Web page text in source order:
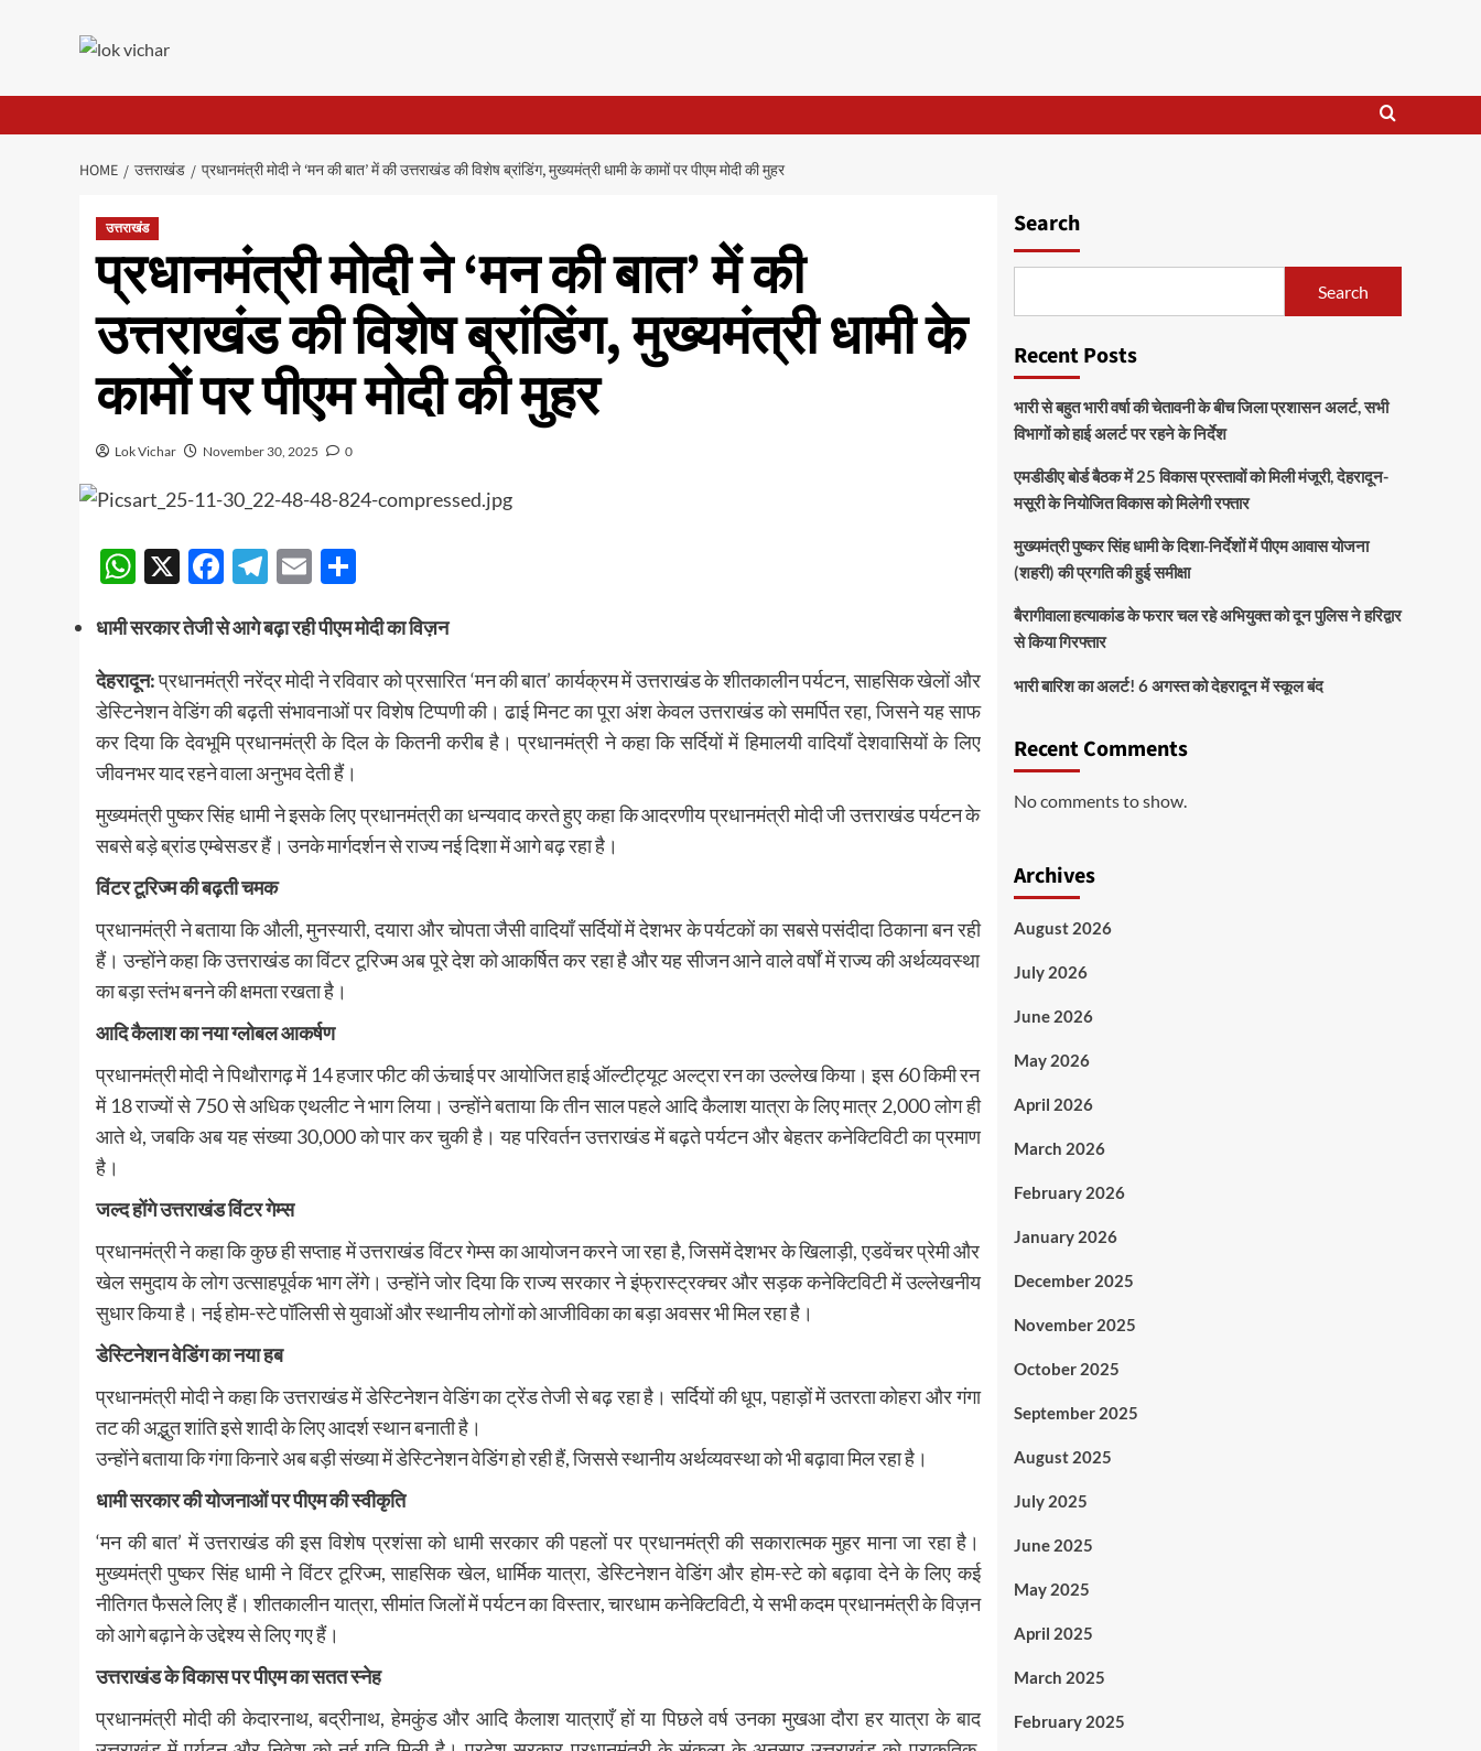
HOME उत्तराखंड प्रधानमंत्री मोदी ने ‘मन की बात’ में की उत्तराखंड की विशेष ब्रांडिंग, मुख्यमंत्री धामी के कामों पर पीएम मोदी की मुहर
उत्तराखंड
प्रधानमंत्री मोदी ने ‘मन की बात’ में की
उत्तराखंड की विशेष ब्रांडिंग, मुख्यमंत्री धामी के
कामों पर पीएम मोदी की मुहर
Lok Vichar November 30, 2025 0
WhatsApp
X Facebook
Telegram
Email
धामी सरकार तेजी से आगे बढ़ा रही पीएम मोदी का विज़न
देहरादून:प्रधानमंत्री नरेंद्र मोदी ने रविवार को प्रसारित ‘मन की बात’ कार्यक्रम में उत्तराखंड के शीतकालीन पर्यटन, साहसिक खेलों और
डेस्टिनेशन वेडिंग की बढ़ती संभावनाओं पर विशेष टिप्पणी की। ढाई मिनट का पूरा अंश केवल उत्तराखंड को समर्पित रहा, जिसने यह साफ
कर दिया कि देवभूमि प्रधानमंत्री के दिल के कितनी करीब है। प्रधानमंत्री ने कहा कि सर्दियों में हिमालयी वादियाँ देशवासियों के लिए
जीवनभर याद रहने वाला अनुभव देती हैं।
मुख्यमंत्री पुष्कर सिंह धामी ने इसके लिए प्रधानमंत्री का धन्यवाद करते हुए कहा कि आदरणीय प्रधानमंत्री मोदी जी उत्तराखंड पर्यटन के
सबसे बड़े ब्रांड एम्बेसडर हैं। उनके मार्गदर्शन से राज्य नई दिशा में आगे बढ़ रहा है।
विंटर टूरिज्म की बढ़ती चमक
प्रधानमंत्री ने बताया कि औली, मुनस्यारी, दयारा और चोपता जैसी वादियाँ सर्दियों में देशभर के पर्यटकों का सबसे पसंदीदा ठिकाना बन रही
हैं। उन्होंने कहा कि उत्तराखंड का विंटर टूरिज्म अब पूरे देश को आकर्षित कर रहा है और यह सीजन आने वाले वर्षों में राज्य की अर्थव्यवस्था
का बड़ा स्तंभ बनने की क्षमता रखता है।
आदि कैलाश का नया ग्लोबल आकर्षण
प्रधानमंत्री मोदी ने पिथौरागढ़ में 14 हजार फीट की ऊंचाई पर आयोजित हाई ऑल्टीट्यूट अल्ट्रा रन का उल्लेख किया। इस 60 किमी रन
में 18 राज्यों से 750 से अधिक एथलीट ने भाग लिया। उन्होंने बताया कि तीन साल पहले आदि कैलाश यात्रा के लिए मात्र 2,000 लोग ही
आते थे, जबकि अब यह संख्या 30,000 को पार कर चुकी है। यह परिवर्तन उत्तराखंड में बढ़ते पर्यटन और बेहतर कनेक्टिविटी का प्रमाण
है।
जल्द होंगे उत्तराखंड विंटर गेम्स
प्रधानमंत्री ने कहा कि कुछ ही सप्ताह में उत्तराखंड विंटर गेम्स का आयोजन करने जा रहा है, जिसमें देशभर के खिलाड़ी, एडवेंचर प्रेमी और
खेल समुदाय के लोग उत्साहपूर्वक भाग लेंगे। उन्होंने जोर दिया कि राज्य सरकार ने इंफ्रास्ट्रक्चर और सड़क कनेक्टिविटी में उल्लेखनीय
सुधार किया है। नई होम-स्टे पॉलिसी से युवाओं और स्थानीय लोगों को आजीविका का बड़ा अवसर भी मिल रहा है।
डेस्टिनेशन वेडिंग का नया हब
प्रधानमंत्री मोदी ने कहा कि उत्तराखंड में डेस्टिनेशन वेडिंग का ट्रेंड तेजी से बढ़ रहा है। सर्दियों की धूप, पहाड़ों में उतरता कोहरा और गंगा
तट की अद्भुत शांति इसे शादी के लिए आदर्श स्थान बनाती है।
उन्होंने बताया कि गंगा किनारे अब बड़ी संख्या में डेस्टिनेशन वेडिंग हो रही हैं, जिससे स्थानीय अर्थव्यवस्था को भी बढ़ावा मिल रहा है।
धामी सरकार की योजनाओं पर पीएम की स्वीकृति
‘मन की बात’ में उत्तराखंड की इस विशेष प्रशंसा को धामी सरकार की पहलों पर प्रधानमंत्री की सकारात्मक मुहर माना जा रहा है।
मुख्यमंत्री पुष्कर सिंह धामी ने विंटर टूरिज्म, साहसिक खेल, धार्मिक यात्रा, डेस्टिनेशन वेडिंग और होम-स्टे को बढ़ावा देने के लिए कई
नीतिगत फैसले लिए हैं। शीतकालीन यात्रा, सीमांत जिलों में पर्यटन का विस्तार, चारधाम कनेक्टिविटी, ये सभी कदम प्रधानमंत्री के विज़न
को आगे बढ़ाने के उद्देश्य से लिए गए हैं।
उत्तराखंड के विकास पर पीएम का सतत स्नेह
प्रधानमंत्री मोदी की केदारनाथ, बद्रीनाथ, हेमकुंड और आदि कैलाश यात्राएँ हों या पिछले वर्ष उनका मुखआ दौरा हर यात्रा के बाद
Search
Search
Recent Posts
भारी से बहुत भारी वर्षा की चेतावनी के बीच जिला प्रशासन अलर्ट, सभी
विभागों को हाई अलर्ट पर रहने के निर्देश
एमडीडीए बोर्ड बैठक में 25 विकास प्रस्तावों को मिली मंजूरी, देहरादून-
मसूरी के नियोजित विकास को मिलेगी रफ्तार
मुख्यमंत्री पुष्कर सिंह धामी के दिशा-निर्देशों में पीएम आवास योजना
(शहरी) की प्रगति की हुई समीक्षा
बैरागीवाला हत्याकांड के फरार चल रहे अभियुक्त को दून पुलिस ने हरिद्वार
से किया गिरफ्तार
भारी बारिश का अलर्ट! 6 अगस्त को देहरादून में स्कूल बंद
Recent Comments
No comments to show.
Archives
August 2026
July 2026
June 2026
May 2026
April 2026
March 2026
February 2026
January 2026
December 2025
November 2025
October 2025
September 2025
August 2025
July 2025
June 2025
May 2025
April 2025
March 2025
February 2025